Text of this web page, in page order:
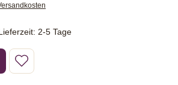
2-5 Tage
gewünschten Wert ein oder benutze die